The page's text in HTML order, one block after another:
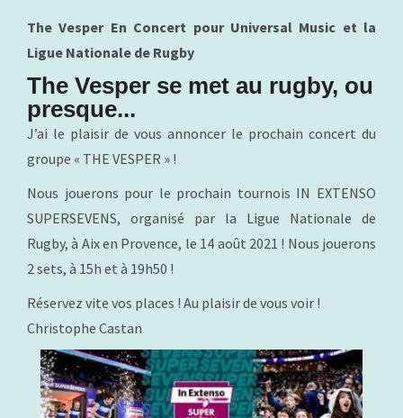
The Vesper En Concert pour Universal Music et la
Ligue Nationale de Rugby
The Vesper se met au rugby, ou
presque...
J’ai le plaisir de vous annoncer le prochain concert du
groupe « THE VESPER » !
Nous jouerons pour le prochain tournois IN EXTENSO
SUPERSEVENS, organisé par la Ligue Nationale de
Rugby, à Aix en Provence, le 14 août 2021 ! Nous jouerons
2 sets, à 15h et à 19h50 !
Réservez vite vos places ! Au plaisir de vous voir !
Christophe Castan